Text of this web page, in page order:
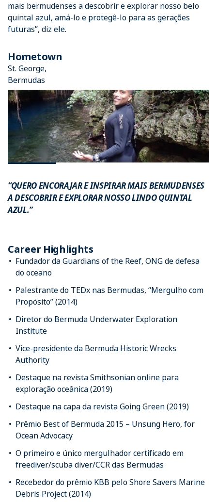
mais bermudenses a descobrir e explorar nosso belo
quintal azul, amá-lo e protegê-lo para as gerações
futuras”, diz ele.
Hometown
St. George,
Bermudas
“QUERO ENCORAJAR E INSPIRAR MAIS BERMUDENSES
A DESCOBRIR E EXPLORAR NOSSO LINDO QUINTAL
AZUL.”
Career Highlights
Fundador da Guardians of the Reef, ONG de defesa
do oceano
Palestrante do TEDx nas Bermudas, “Mergulho com
Propósito” (2014)
Diretor do Bermuda Underwater Exploration
Institute
Vice-presidente da Bermuda Historic Wrecks
Authority
Destaque na revista Smithsonian online para
exploração oceânica (2019)
Destaque na capa da revista Going Green (2019)
Prêmio Best of Bermuda 2015 – Unsung Hero, for
Ocean Advocacy
O primeiro e único mergulhador certificado em
freediver/scuba diver/CCR das Bermudas
Recebedor do prêmio KBB pelo Shore Savers Marine
Debris Project (2014)